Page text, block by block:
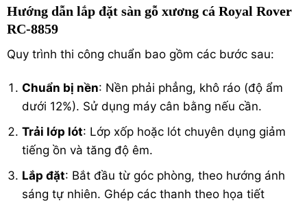
Hướng dẫn lắp đặt sàn gỗ xương cá Royal Rover
RC-8859
Quy trình thi công chuẩn bao gồm các bước sau:
Chuẩn bị nền: Nền phải phẳng, khô ráo (độ ẩm
dưới 12%). Sử dụng máy cân bằng nếu cần.
Trải lớp lót: Lớp xốp hoặc lót chuyên dụng giảm
tiếng ồn và tăng độ êm.
Lắp đặt: Bắt đầu từ góc phòng, theo hướng ánh
sáng tự nhiên. Ghép các thanh theo họa tiết